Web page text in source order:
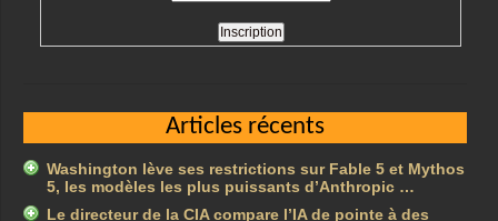
Articles récents
Washington lève ses restrictions sur Fable 5 et Mythos
5, les modèles les plus puissants d’Anthropic …
Le directeur de la CIA compare l’IA de pointe à des